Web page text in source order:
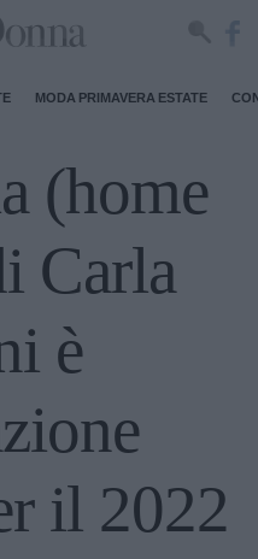
MODA PRIMAVERA ESTATE
(home
Carla
è
il 2022